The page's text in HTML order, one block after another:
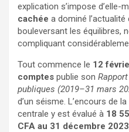
explication s’impose d’elle-
cachée a dominé
bouleversant les équilibres,
compliquant
Tout commence le 12
comptes publie son
publiques (2019–31 mars
d’un séisme. L’encours de
centrale y est évalué à 18
CFA au 31 décembre 2023